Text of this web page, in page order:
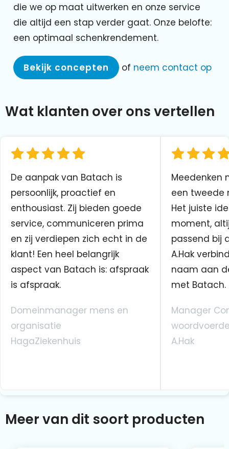
die we op maat uitwerken en onze service
die altijd een stap verder gaat. Onze belofte:
een optimaal schenkrendement.
Bekijk concepten of neem contact op
Wat klanten over ons vertellen
De aanpak van Batach is
persoonlijk, proactief en
enthousiast. Zij bieden goede
service, communiceren prima
en zij verdiepen zich echt in de
klant! Een heel belangrijk
aspect van Batach is: afspraak
is afspraak.
Domeinmanager mens en
organisatie
HagaZiekenhuis
Meedenken
een tweede
Het juiste
moment,
passend bij
A.Hak
naam aan
met Batach.
Manager
A.Hak
Meer van dit soort producten